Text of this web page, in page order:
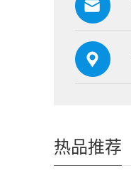
热品推荐